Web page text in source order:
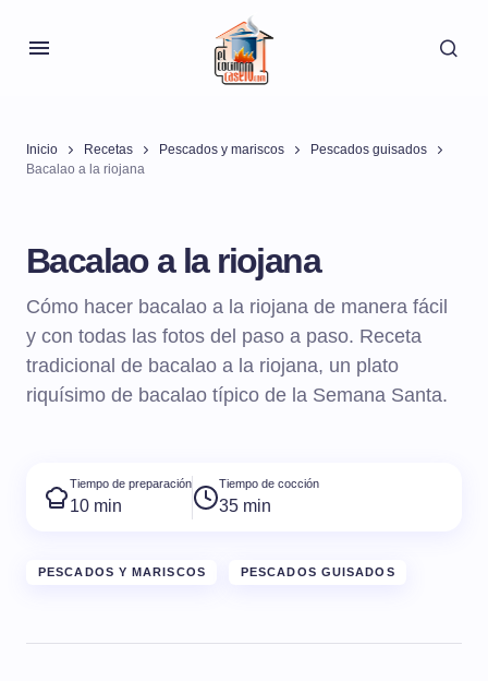
Inicio Recetas Pescados y mariscos
Pescados guisados
Bacalao a la riojana
Bacalao a la riojana
Cómo hacer bacalao a la riojana de manera fácil
y con todas las fotos del paso a paso. Receta
tradicional de bacalao a la riojana, un plato
riquísimo de bacalao típico de la Semana Santa.
Tiempo de preparación
10 min
Tiempo de cocción
35 min
PESCADOS Y MARISCOS PESCADOS GUISADOS